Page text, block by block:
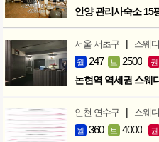
안양 관리사숙소 15
서울 서초구 | 스웨
월 247 보 2500 권
논현역 역세권 스웨
인천 연수구 | 스웨
월 360 보 4000 권